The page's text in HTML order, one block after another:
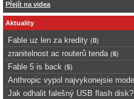
Přejít na videa
Aktuality
Fable uz len za kredity (0)
zranitelnost ac routerů tenda (6)
Fable 5 is back (5)
Anthropic vypol najvykonejsie
Jak odhalit falešný USB flash disk?